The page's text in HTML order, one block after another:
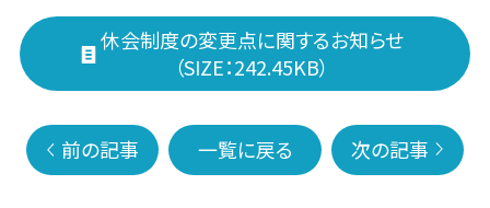
休会制度の変更点に関するお知らせ
（SIZE：242.45KB）
前の記事 一覧に戻る 次の記事